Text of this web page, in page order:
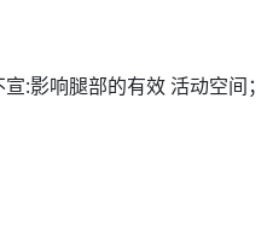
:影响腿部的有效 活动空间；